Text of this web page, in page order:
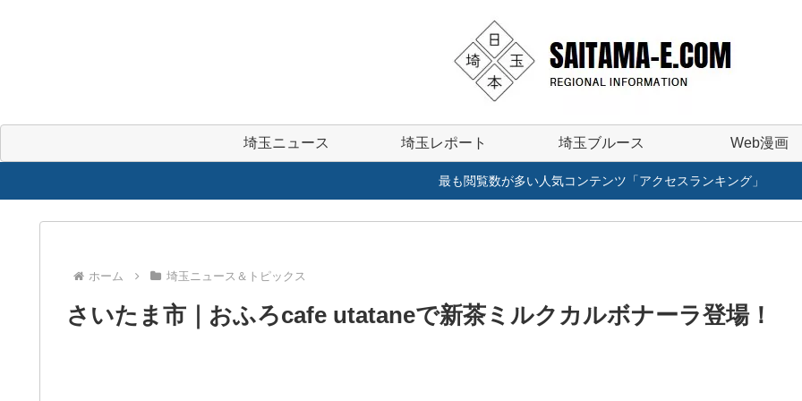
埼玉ニュース 埼玉レポート 埼玉ブルース Web漫画
最も閲覧数が多い人気コンテンツ「アクセスランキング」
ホーム 埼玉ニュース＆トピックス
さいたま市｜おふろcafe utataneで新茶ミルクカルボナーラ登場！